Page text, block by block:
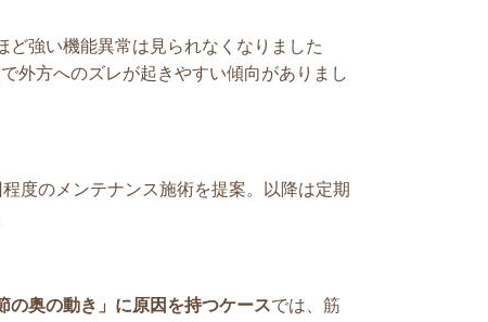
ど強い機能異常は見られなくなりました
外方へのズレが起きやすい傾向がありまし
度のメンテナンス施術を提案。以降は定期
の奥の動き」に原因を持つケースでは、筋